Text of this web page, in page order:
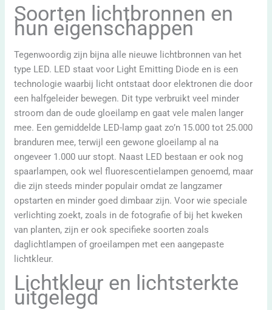
Soorten lichtbronnen en
hun eigenschappen
Tegenwoordig zijn bijna alle nieuwe lichtbronnen van het
type LED. LED staat voor Light Emitting Diode en is een
technologie waarbij licht ontstaat door elektronen die door
een halfgeleider bewegen. Dit type verbruikt veel minder
stroom dan de oude gloeilamp en gaat vele malen langer
mee. Een gemiddelde LED-lamp gaat zo’n 15.000 tot 25.000
branduren mee, terwijl een gewone gloeilamp al na
ongeveer 1.000 uur stopt. Naast LED bestaan er ook nog
spaarlampen, ook wel fluorescentielampen genoemd, maar
die zijn steeds minder populair omdat ze langzamer
opstarten en minder goed dimbaar zijn. Voor wie speciale
verlichting zoekt, zoals in de fotografie of bij het kweken
van planten, zijn er ook specifieke soorten zoals
daglichtlampen of groeilampen met een aangepaste
lichtkleur.
Lichtkleur en lichtsterkte
uitgelegd